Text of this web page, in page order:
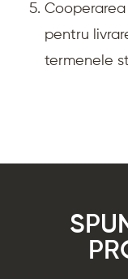
pentru
termenele